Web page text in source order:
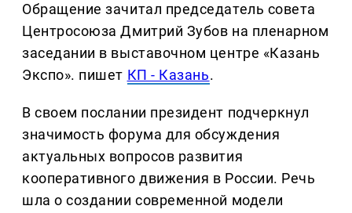
Обращение зачитал председатель совета
Центросоюза Дмитрий Зубов на пленарном
заседании в выставочном центре «Казань
Экспо». пишет КП - Казань.
В своем послании президент подчеркнул
значимость форума для обсуждения
актуальных вопросов развития
кооперативного движения в России. Речь
шла о создании современной модели